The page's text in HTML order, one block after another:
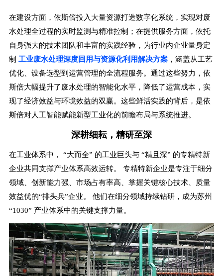
在建设方面，依斯倍投入大量资源打造数字化系统，实现对废
水处理全过程的实时监测与精准控制；在提供服务方面，依托
自身强大的技术团队和丰富的实践经验，为行业内企业量身定
制 工业废水处理深度回用与资源化利用解决方案，涵盖从工艺
优化、设备选型到运营管理的全流程服务。 通过这些努力，依
斯倍大幅提升了废水处理的智能化水平，降低了运营成本，实
现了经济效益与环境效益的双赢。这些鲜活实践的背后，是依
斯倍对人工智能赋能新型工业化的前瞻布局与系统推进。
深耕细耘，精研至深
在工业体系中， “大而全” 的工业巨头与 “精且深” 的专精特新
企业共同支撑产业体系高效运转。
专精特新企业是专注于细分
领域、创新能力强、市场占有率高、掌握关键核心技术、质量
效益优的“排头兵”企业。
他们在细分领域持续钻研，成为苏州
“1030” 产业体系中的关键支撑力量。